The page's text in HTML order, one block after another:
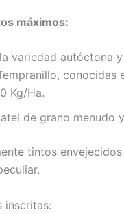
máximos:
variedad autóctona
Kg/Ha.
de grano menudo
tintos
inscritas: